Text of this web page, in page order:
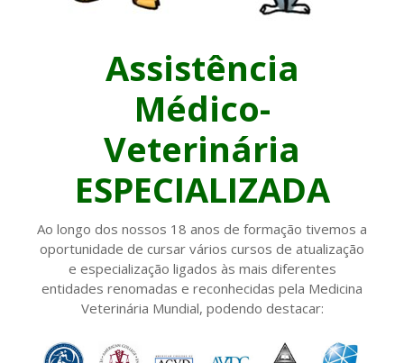
Assistência
Médico-
Veterinária
ESPECIALIZADA
Ao longo dos nossos 18 anos de formação tivemos a
oportunidade de cursar vários cursos de atualização
e especialização ligados às mais diferentes
entidades renomadas e reconhecidas pela Medicina
Veterinária Mundial, podendo destacar: